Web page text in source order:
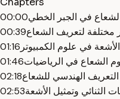
00:00في الجبر الخطي
00:39لتعريف الشعاع
01:16 في علوم الكمبيوتر
01:46الشعاع في الرياضيات
02:18الهندسي للشعاع
02:53الثنائي وتمثيل الأشعة